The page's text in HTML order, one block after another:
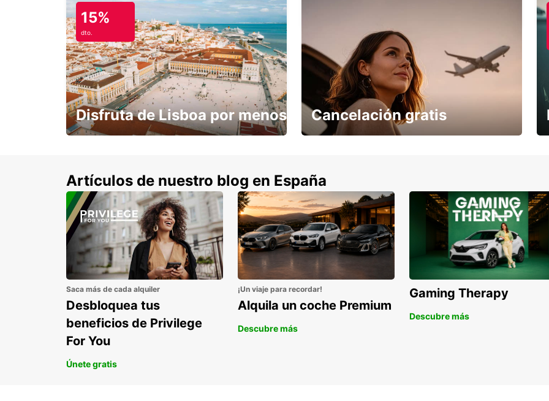
NORDERSTEDT - GERMANY
AEROPUERTO DE HAMBURGO
HAMBURG - GERMANY
15%
dto.
Disfruta de Lisboa por menos Cancelación gratis
Artículos de nuestro blog en España
Saca más de cada alquiler
Desbloquea tus
beneficios de Privilege
For You
Únete gratis
¡Un viaje para recordar!
Alquila un coche Premium
Descubre más
Gaming Therapy
Descubre más